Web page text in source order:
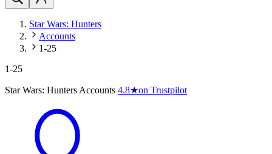
Star Wars: Hunters
Accounts
1-25
1-25
Star Wars: Hunters Accounts 4.8★on Trustpilot